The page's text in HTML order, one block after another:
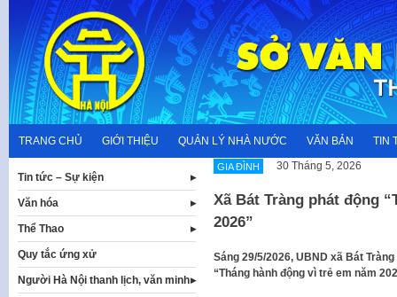
content
TRANG CHỦ GIỚI THIỆU QUẢN LÝ NHÀ NƯỚC VĂN BẢN TIN
GIA ĐÌNH 30 Tháng 5, 2026
Xã Bát Tràng phát động
2026”
Sáng 29/5/2026, UBND xã Bát
“Tháng hành động vì trẻ em năm
Tin tức – Sự kiện
Văn hóa
Thể Thao
Quy tắc ứng xử
Người Hà Nội thanh lịch, văn minh